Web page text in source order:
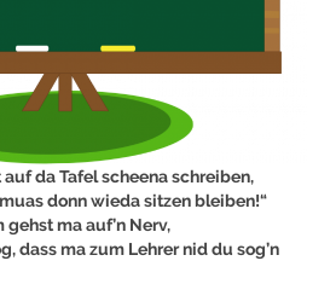
auf da Tafel scheena schreiben,
donn wieda sitzen bleiben!“
gehst ma auf’n Nerv,
dass ma zum Lehrer nid du sog’n